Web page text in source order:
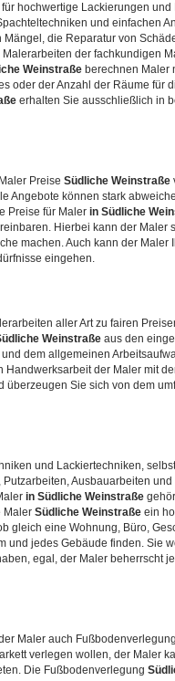
hochwertige Lackierungen und
und einfachen
die Reparatur von
der fachkundigen
Weinstraße berechnen Maler
oder der Anzahl der Räume für
erhalten Sie ausschließlich in
Preise Südliche Weinstraße
Angebote können stark
Preise für Maler in Südliche
Hierbei kann der Maler
machen. Auch kann der Maler
eingehen.
aller Art zu fairen
Weinstraße aus den
dem allgemeinen
der Maler mit
überzeugen Sie sich von dem
und Lackiertechniken,
Ausbauarbeiten
in Südliche Weinstraße
Maler Südliche Weinstraße ein
gleich eine Wohnung, Büro,
jedes Gebäude finden. Sie
egal, der Maler beherrscht
Maler auch Fußbodenverlegung
verlegen wollen, der Maler
Die Fußbodenverlegung